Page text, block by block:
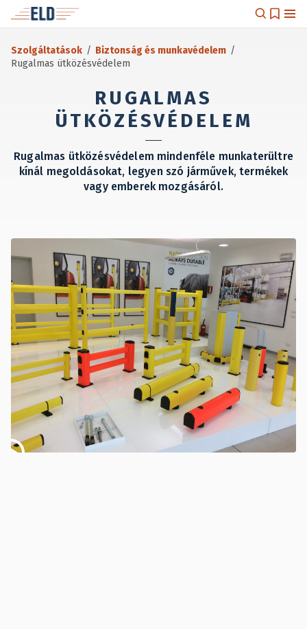
Szolgáltatások / Biztonság és munkavédelem /
Rugalmas ütközésvédelem
RUGALMAS
ÜTKÖZÉSVÉDELEM
Rugalmas ütközésvédelem mindenféle munkaterültre
kínál megoldásokat, legyen szó járművek, termékek
vagy emberek mozgásáról.